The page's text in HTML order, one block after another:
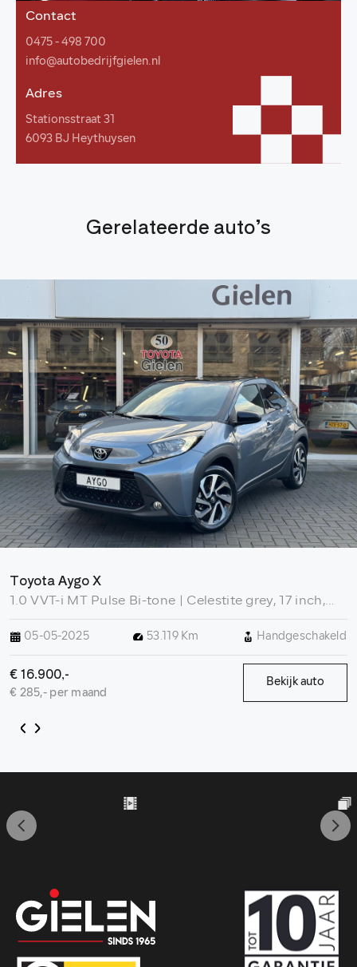
Contact
0475 - 498 700
info@autobedrijfgielen.nl
Adres
Stationsstraat 31
6093 BJ Heythuysen
Gerelateerde auto’s
Toyota Aygo X
1.0 VVT-i MT Pulse Bi-tone | Celestite grey, 17 inch,
Airconditioning, Parkeercamera
05-05-2025 53.119 Km Handgeschakeld
€ 16.900,-
€ 285,- per maand
Bekijk auto